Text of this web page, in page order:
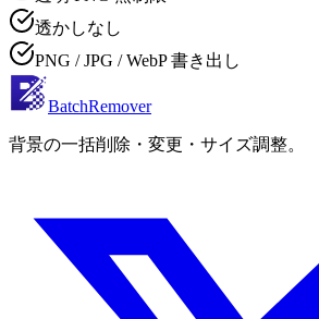
透かしなし
PNG / JPG / WebP 書き出し
BatchRemover
背景の一括削除・変更・サイズ調整。